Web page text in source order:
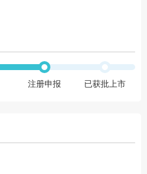
注册申报 已获批上市